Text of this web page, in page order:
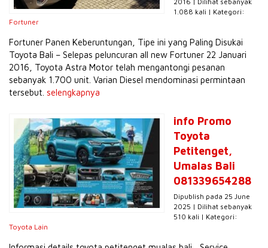
1.088 kali | Kategori:
Fortuner
Fortuner Panen Keberuntungan, Tipe ini yang Paling Disukai
Toyota Bali – Selepas peluncuran all new Fortuner 22 Januari
2016, Toyota Astra Motor telah mengantongi pesanan
sebanyak 1.700 unit. Varian Diesel mendominasi permintaan
tersebut. selengkapnya
info Promo
Toyota
Petitenget,
Umalas Bali
081339654288
Dipublish pada 25 June
2025 | Dilihat sebanyak
510 kali | Kategori:
Toyota Lain